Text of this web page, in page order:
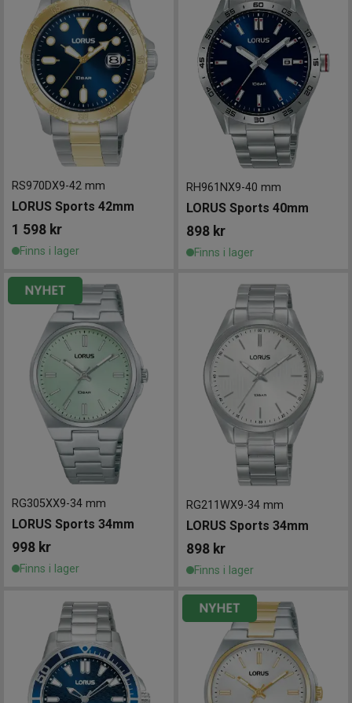
RS970DX9-42 mm
LORUS Sports 42mm
1 598 kr
Finns i lager
RH961NX9-40 mm
LORUS Sports 40mm
898 kr
Finns i lager
RG305XX9-34 mm
LORUS Sports 34mm
998 kr
Finns i lager
RG211WX9-34 mm
LORUS Sports 34mm
898 kr
Finns i lager